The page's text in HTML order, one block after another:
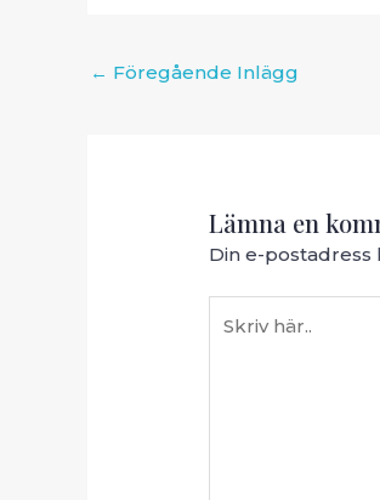
Inläggsnavigering
← Föregående Inlägg
Lämna en
Din e-